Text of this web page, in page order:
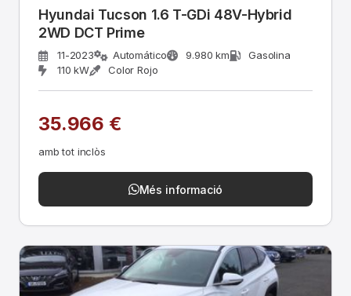
Hyundai Tucson 1.6 T-GDi 48V-Hybrid
2WD DCT Prime
11-2023 Automático 9.980 km
Gasolina
110 kW
Color Rojo
35.966 €
amb tot inclòs
Més informació